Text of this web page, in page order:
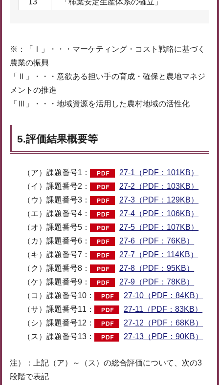
※：「Ⅰ」・・・マーケティング・コスト戦略に基づく
農業の振興
「Ⅱ」・・・意欲ある担い手の育成・確保と農地マネジ
メントの推進
「Ⅲ」・・・地域資源を活用した農村地域の活性化
5.評価結果概要等
（ア）課題番号1：
27-1（PDF：101KB）
（イ）課題番号2：
27-2（PDF：103KB）
（ウ）課題番号3：
27-3（PDF：129KB）
（エ）課題番号4：
27-4（PDF：106KB）
（オ）課題番号5：
27-5（PDF：107KB）
（カ）課題番号6：
27-6（PDF：76KB）
（キ）課題番号7：
27-7（PDF：114KB）
（ク）課題番号8：
27-8（PDF：95KB）
（ケ）課題番号9：
27-9（PDF：78KB）
（コ）課題番号10：
27-10（PDF：84KB）
（サ）課題番号11：
27-11（PDF：83KB）
（シ）課題番号12：
27-12（PDF：68KB）
（ス）課題番号13：
27-13（PDF：90KB）
注）：上記（ア）～（ス）の総合評価について、次の3
段階で表記